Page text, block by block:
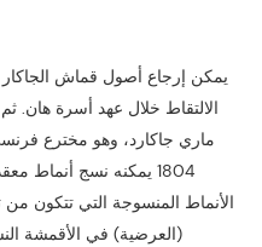
يمكن إرجاع أصول قماش الجاكار
الالتقاط خلال عهد أسرة هان.
ماري جاكارد، وهو مخترع
1804 يمكنه نسج أنماط
الأنماط المنسوجة التي تتكون
(العرضية) في الأقمشة